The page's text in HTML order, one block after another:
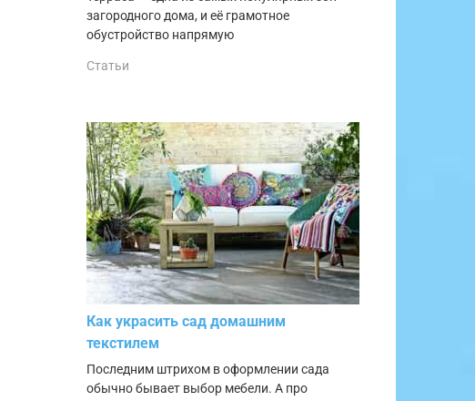
загородного дома, и её грамотное
обустройство напрямую
Статьи
Как украсить сад домашним
текстилем
Последним штрихом в оформлении сада
обычно бывает выбор мебели. А про